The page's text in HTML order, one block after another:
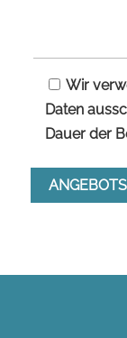
Wir
Daten
Dauer der